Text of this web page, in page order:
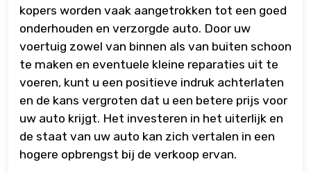
kopers worden vaak aangetrokken tot een goed
onderhouden en verzorgde auto. Door uw
voertuig zowel van binnen als van buiten schoon
te maken en eventuele kleine reparaties uit te
voeren, kunt u een positieve indruk achterlaten
en de kans vergroten dat u een betere prijs voor
uw auto krijgt. Het investeren in het uiterlijk en
de staat van uw auto kan zich vertalen in een
hogere opbrengst bij de verkoop ervan.